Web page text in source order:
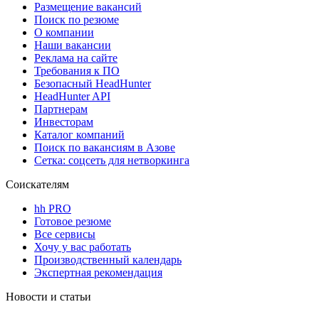
Размещение вакансий
Поиск по резюме
О компании
Наши вакансии
Реклама на сайте
Требования к ПО
Безопасный HeadHunter
HeadHunter API
Партнерам
Инвесторам
Каталог компаний
Поиск по вакансиям в Азове
Сетка: соцсеть для нетворкинга
Соискателям
hh PRO
Готовое резюме
Все сервисы
Хочу у вас работать
Производственный календарь
Экспертная рекомендация
Новости и статьи